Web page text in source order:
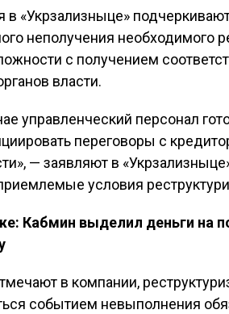
в «Укрзализныце»
неполучения необходимого
с получением
власти.
управленческий персонал
переговоры с
— заявляют в
условия
Кабмин выделил деньги на
в компании,
событием невыполнения